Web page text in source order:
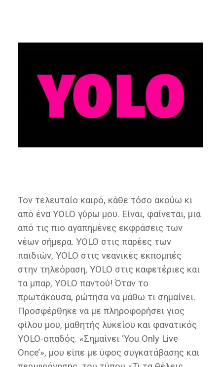
Τον τελευταίο καιρό, κάθε τόσο ακούω κι
από ένα YOLO γύρω μου. Είναι, φαίνεται, μια
από τις πιο αγαπημένες εκφράσεις των
νέων σήμερα. YOLO στις παρέες των
παιδιών, YOLO στις νεανικές εκπομπές
στην τηλεόραση, YOLO στις καφετέριες και
τα μπαρ, YOLO παντού! Όταν το
πρωτάκουσα, ρώτησα να μάθω τι σημαίνει.
Προσφέρθηκε να με πληροφορήσει γιος
φίλου μου, μαθητής λυκείου και φανατικός
YOLO-οπαδός. «Σημαίνει ‘You Only Live
Once’», μου είπε με ύφος συγκατάβασης και